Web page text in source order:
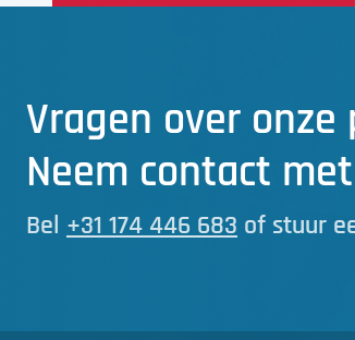
Vragen over
Neem contact
Bel +31 174 446 683 of stuur